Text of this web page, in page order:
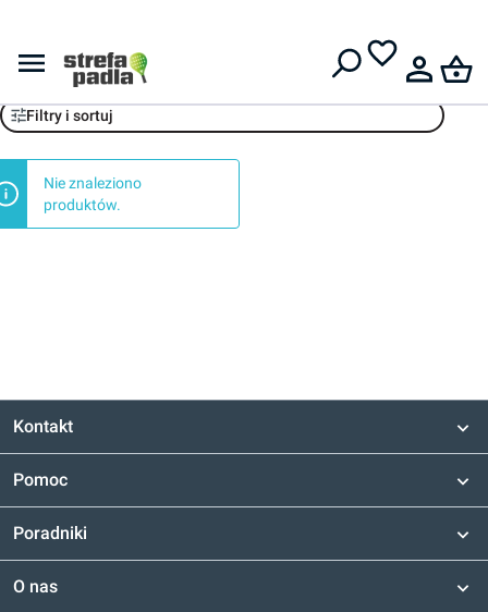
EcoWellness
Filtry i sortuj
Nie znaleziono
produktów.
Kontakt
Pomoc
Poradniki
O nas